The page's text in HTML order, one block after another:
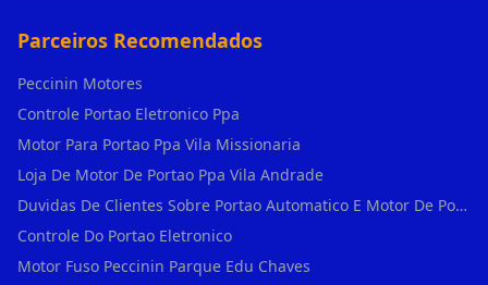
Parceiros Recomendados
Peccinin Motores
Controle Portao Eletronico Ppa
Motor Para Portao Ppa Vila Missionaria
Loja De Motor De Portao Ppa Vila Andrade
Duvidas De Clientes Sobre Portao Automatico E Motor De Portao Motor Para Portao De Ferro
Controle Do Portao Eletronico
Motor Fuso Peccinin Parque Edu Chaves